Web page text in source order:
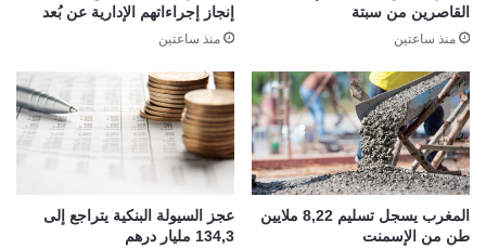
القاصرين من سبتة
منذ ساعتين
إنجاز إجراءاتهم الإدارية عن بُعد
منذ ساعتين
المغرب يسجل تسليم 8,22 ملايين
طن من الإسمنت
عجز السيولة البنكية يتراجع إلى
134,3 مليار درهم